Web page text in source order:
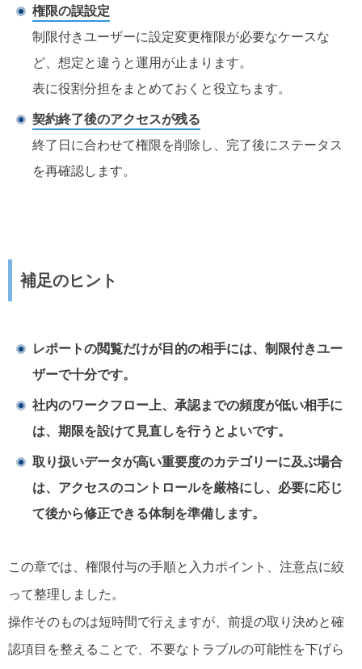
権限の誤設定
制限付きユーザーに設定変更権限が必要なケースな
ど、想定と違うと運用が止まります。
表に役割分担をまとめておくと役立ちます。
契約終了後のアクセスが残る
終了日に合わせて権限を削除し、完了後にステータス
を再確認します。
補足のヒント
レポートの閲覧だけが目的の相手には、制限付きユー
ザーで十分です。
社内のワークフロー上、承認までの頻度が低い相手に
は、期限を設けて見直しを行うとよいです。
取り扱いデータが高い重要度のカテゴリーに及ぶ場合
は、アクセスのコントロールを厳格にし、必要に応じ
て後から修正できる体制を準備します。
この章では、権限付与の手順と入力ポイント、注意点に絞
って整理しました。
操作そのものは短時間で行えますが、前提の取り決めと確
認項目を整えることで、不要なトラブルの可能性を下げら